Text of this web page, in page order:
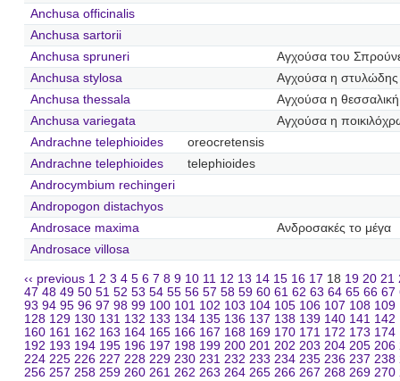
Anchusa officinalis
Anchusa sartorii
Anchusa spruneri
Αγχούσα του
Anchusa stylosa
Αγχούσα η στυλώδης
Anchusa thessala
Αγχούσα η θεσσαλική
Anchusa variegata
Αγχούσα η
Andrachne telephioides
oreocretensis
Andrachne telephioides
telephioides
Androcymbium rechingeri
Andropogon distachyos
Androsace maxima
Ανδροσακές το μέγα
Androsace villosa
‹‹ previous 1 2 3 4 5 6 7 8 9 10 11 12 13 14 15 16 17 18 19 20 21
47 48 49 50 51 52 53 54 55 56 57 58 59 60 61 62 63 64 65 66 67
93 94 95 96 97 98 99 100 101 102 103 104 105 106 107 108 109
128 129 130 131 132 133 134 135 136 137 138 139 140 141 142
160 161 162 163 164 165 166 167 168 169 170 171 172 173 174
192 193 194 195 196 197 198 199 200 201 202 203 204 205 206
224 225 226 227 228 229 230 231 232 233 234 235 236 237 238
256 257 258 259 260 261 262 263 264 265 266 267 268 269 270